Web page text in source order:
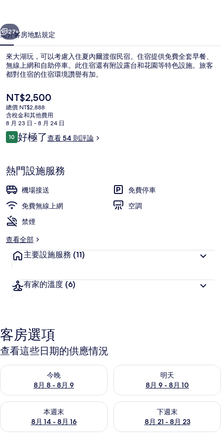
的
相
片
集
個 下一個
27+
簡介客房地點規定
來大湖玩，可以考慮入住夏內爾渡假民宿。住宿提供免費全套早餐、
無線上網和自助停車。此住宿還有附設露台和花園等特色設施。旅客
都對住宿的住宿環境讚譽有加。
目
前
的
價
格
是
NT$2,500
總價 NT$2,888
含稅金和其他費用
8 月 23 日 - 8 月 24 日
評
論
1010 分，滿分 10 分，
好極了查看 54 則評論
熱門設施服務
機場接送
免費停車
免費無線上網
空調
禁煙
查看全部
主要設施服務 (11)
有家的溫度 (6)
客房選項
查看這些日期的供應情況
今晚
8月 8 - 8月 9
查看今晚 (8月 8 - 8月 9) 的供應情況
明天
8月 9 - 8月 10
查看明天 (8月 9 - 8月 10) 的供
本週末
8月 14 - 8月 16
查看本週末 (8月 14 - 8月 16) 的供應情況
下週末
8月 21 - 8月 23
查看下週末 (8月 21 - 8月 23)